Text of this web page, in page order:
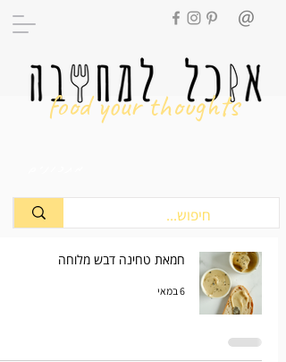
food your thoughts
חמאת טחינה דבש מלוחה
6 במאי